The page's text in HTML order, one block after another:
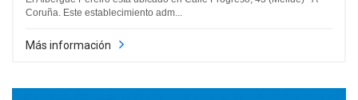
Coruña. Este establecimiento adm...
Más información